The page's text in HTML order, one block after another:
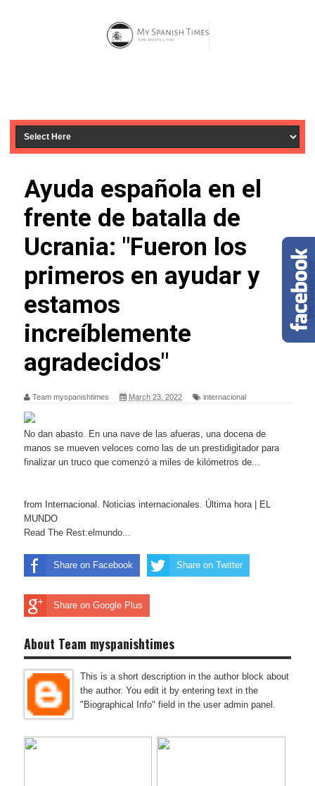
Ayuda española en el
frente de batalla de
Ucrania: "Fueron los
primeros en ayudar y
estamos
increíblemente
agradecidos"
Team myspanishtimes March 23, 2022 internacional
No dan abasto. En una nave de las afueras, una docena de
manos se mueven veloces como las de un prestidigitador para
finalizar un truco que comenzó a miles de kilómetros de...
from Internacional. Noticias internacionales. Última hora | EL
MUNDO
Read The Rest:elmundo...
Share on Facebook Share on Twitter
Share on Google Plus
About Team myspanishtimes
This is a short description in the author block about
the author. You edit it by entering text in the
"Biographical Info" field in the user admin panel.